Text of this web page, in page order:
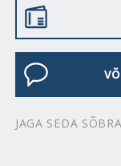
JAGA SEDA